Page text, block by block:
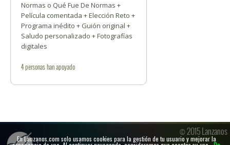
En Lanzanos.com solo usamos cookies para la gestión de tu usuario y mejorar la
Normas o Qué Fue De Normas +
Película comentada + Elección Reto +
Programa inédito + Guión original +
Saludo personalizado + Fotografías
digitales
4personashan apoyado
© 2015 Lanzanos